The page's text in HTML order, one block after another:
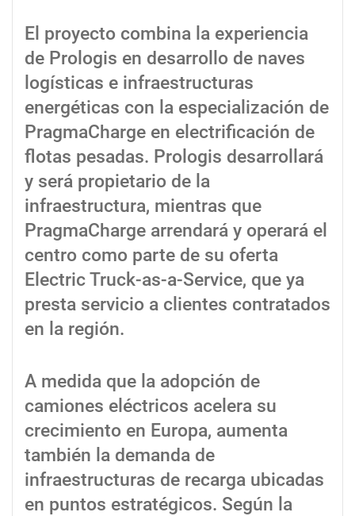
El proyecto combina la experiencia
de Prologis en desarrollo de naves
logísticas e infraestructuras
energéticas con la especialización de
PragmaCharge en electrificación de
flotas pesadas. Prologis desarrollará
y será propietario de la
infraestructura, mientras que
PragmaCharge arrendará y operará el
centro como parte de su oferta
Electric Truck-as-a-Service, que ya
presta servicio a clientes contratados
en la región.
A medida que la adopción de
camiones eléctricos acelera su
crecimiento en Europa, aumenta
también la demanda de
infraestructuras de recarga ubicadas
en puntos estratégicos. Según la